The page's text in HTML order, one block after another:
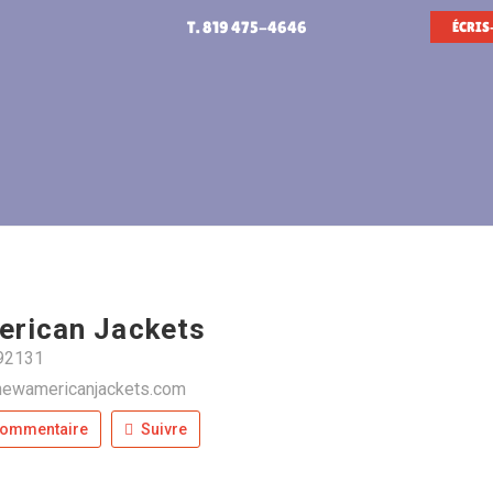
T. 819 475-4646
Jackets
Suivre